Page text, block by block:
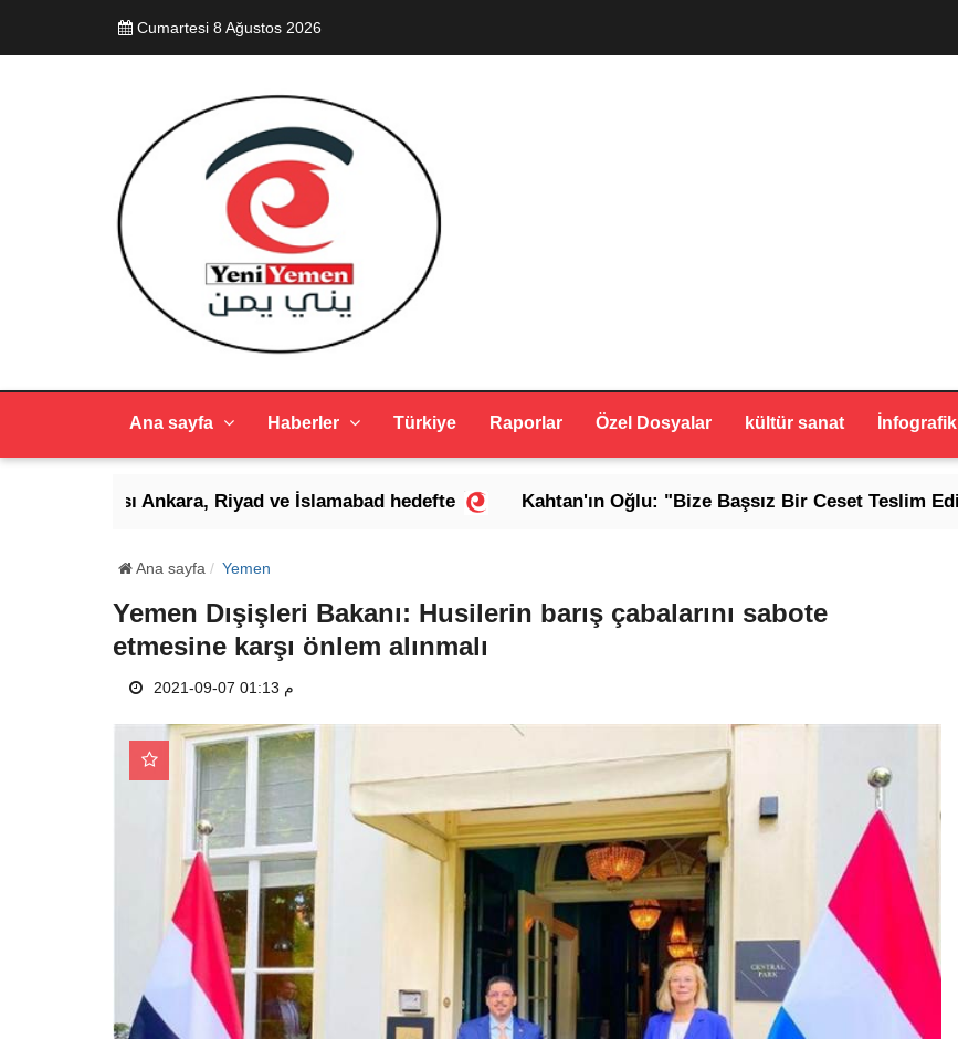
Cumartesi 8 Ağustos 2026
Ana sayfa Haberler Türkiye Raporlar Özel Dosyalar kültür sanat İnfografik
Ankara, Riyad ve İslamabad hedefte Kahtan'ın Oğlu: "Bize Başsız Bir Ceset Teslim Edildi"
Ana sayfa Yemen
Yemen Dışişleri Bakanı: Husilerin barış çabalarını sabote
etmesine karşı önlem alınmalı
2021-09-07 01:13 م